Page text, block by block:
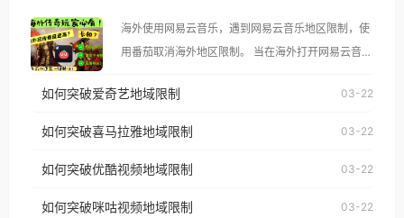
像其他音乐平台一样，出现地区及版权限制问题，且
仅能在中国大陆地区播放。 遇到这个问题的朋友们，
使用番茄回国加速器，即可解决「海外用户收听腾讯
台湾、美国、加拿大、澳大利亚、欧洲等国家和地区
权限制所困扰。
海外使用网易云音乐，遇到网易云音乐地区限制，使
用番茄取消海外地区限制。 当在海外打开网易云音
播放”的提示语。 海外用户如香港、澳门、台湾、美
国、加拿大、澳大利亚、欧洲等国家和地区时，网易
制问题，且仅能在中国大陆地区播放。 遇到这个问题
如何突破爱奇艺地域限制 03-22
如何突破喜马拉雅地域限制 03-22
如何突破优酷视频地域限制 03-22
如何突破咪咕视频地域限制 03-22